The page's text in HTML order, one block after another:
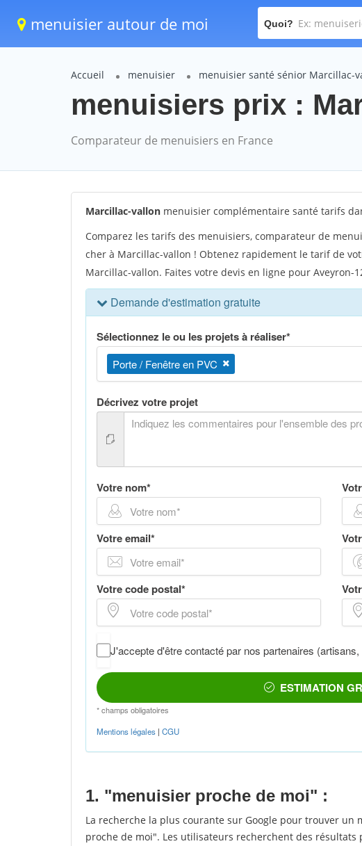
menuisier autour de moi Quoi?
Accueil menuisier menuisier santé sénior Marcillac-
menuisiers prix :
Comparateur de menuisiers en France
Marcillac-vallon menuisier complémentaire santé tarifs
Comparez les tarifs des menuisiers, comparateur de
cher à Marcillac-vallon ! Obtenez rapidement le tarif de
Marcillac-vallon. Faites votre devis en ligne pour Aveyron-
1. "menuisier proche de moi" :
La recherche la plus courante sur Google pour trouver
proche de moi". Les utilisateurs recherchent des